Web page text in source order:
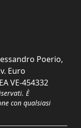
Poerio,
Euro
VE-454332
È
con qualsiasi